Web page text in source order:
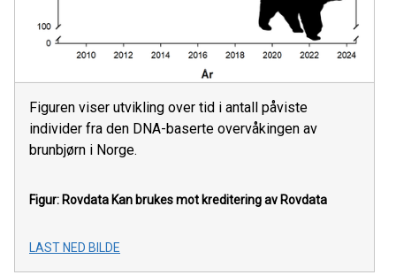
Figuren viser utvikling over tid i antall påviste
individer fra den DNA-baserte overvåkingen av
brunbjørn i Norge.
Figur: Rovdata Kan brukes mot kreditering av Rovdata
LAST NED BILDE